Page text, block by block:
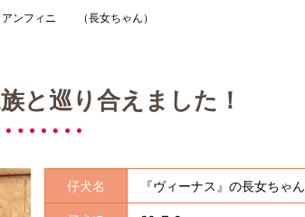
フィニ （長女ちゃん）
と巡り合えました！
仔犬名 『ヴィーナス』の長女ちゃん